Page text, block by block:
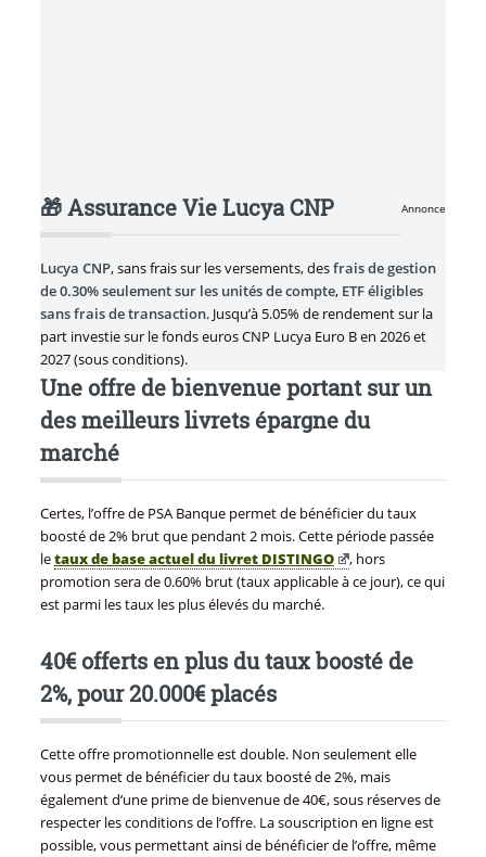
Annonce
🎁 Assurance Vie Lucya CNP
Lucya CNP, sans frais sur les versements, desfrais de gestion
de 0.30% seulement sur les unités de compte, ETF éligibles
sans frais de transaction. Jusqu’à 5.05% de rendement sur la
part investie sur le fonds euros CNP Lucya Euro B en 2026 et
2027 (sous conditions).
Une offre de bienvenue portant sur un
des meilleurs livrets épargne du
marché
Certes, l’offre de PSA Banque permet de bénéficier du taux
boosté de 2% brut que pendant 2 mois. Cette période passée
letaux de base actuel du livret DISTINGO
, hors
promotion sera de 0.60% brut (taux applicable à ce jour), ce qui
est parmi les taux les plus élevés du marché.
40€ offerts en plus du taux boosté de
2%, pour 20.000€ placés
Cette offre promotionnelle est double. Non seulement elle
vous permet de bénéficier du taux boosté de 2%, mais
également d’une prime de bienvenue de 40€, sous réserves de
respecter les conditions de l’offre. La souscription en ligne est
possible, vous permettant ainsi de bénéficier de l’offre, même